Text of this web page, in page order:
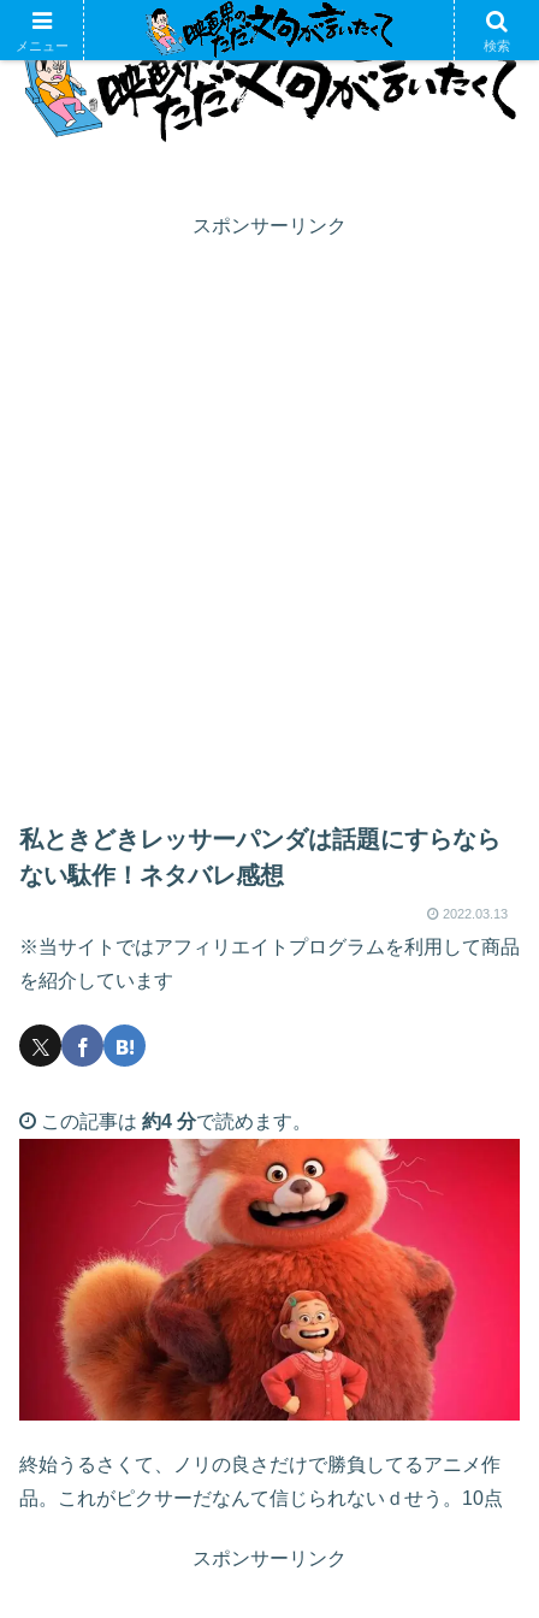
スポンサーリンク
私ときどきレッサーパンダは話題にすらなら
ない駄作！ネタバレ感想
2022.03.13
※当サイトではアフィリエイトプログラムを利用して商品
を紹介しています
この記事は 約4 分で読めます。
終始うるさくて、ノリの良さだけで勝負してるアニメ作
品。これがピクサーだなんて信じられないｄせう。10点
スポンサーリンク
メニュー 検索